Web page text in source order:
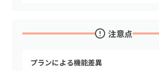
注意点
プランによる機能差異